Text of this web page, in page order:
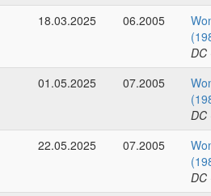
18.03.2025
06.2005
DC
01.05.2025
07.2005
DC
22.05.2025
07.2005
DC